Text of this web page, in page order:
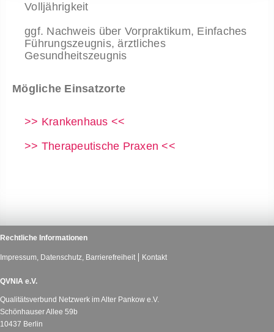
Volljährigkeit
ggf. Nachweis über Vorpraktikum, Einfaches
Führungszeugnis, ärztliches
Gesundheitszeugnis
Mögliche Einsatzorte
>> Krankenhaus <<
>> Therapeutische Praxen <<
Rechtliche Informationen
Impressum, Datenschutz, Barrierefreiheit Kontakt
QVNIA e.V.
Qualitätsverbund Netzwerk im Alter Pankow e.V.
Schönhauser Allee 59b
10437 Berlin